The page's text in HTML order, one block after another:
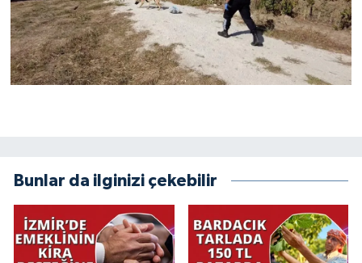
Bunlar da ilginizi çekebilir